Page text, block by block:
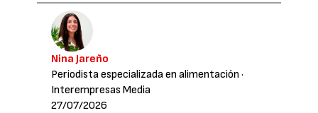
Nina Jareño
Periodista especializada en alimentación ·
Interempresas Media
27/07/2026